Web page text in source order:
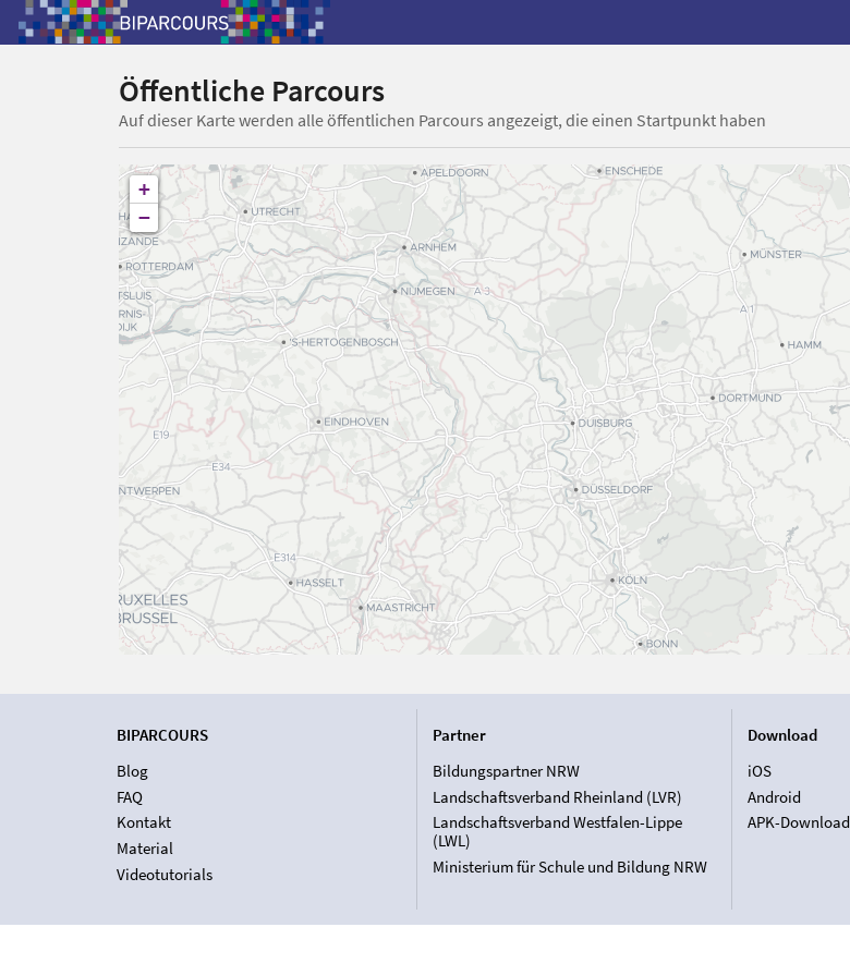
Öffentliche Parcours
Auf dieser Karte werden alle öffentlichen Parcours angezeigt, die einen Startpunkt haben
+
−
BIPARCOURS
Blog
FAQ
Kontakt
Material
Videotutorials
Partner
Bildungspartner NRW
Landschaftsverband Rheinland (LVR)
Landschaftsverband Westfalen-Lippe
(LWL)
Ministerium für Schule und Bildung NRW
Download
iOS
Android
APK-Download